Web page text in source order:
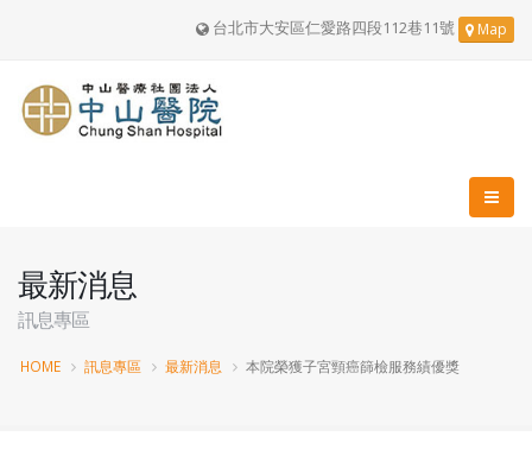
台北市大安區仁愛路四段112巷11號 Map
最新消息
訊息專區
HOME 訊息專區 最新消息 本院榮獲子宮頸癌篩檢服務績優獎